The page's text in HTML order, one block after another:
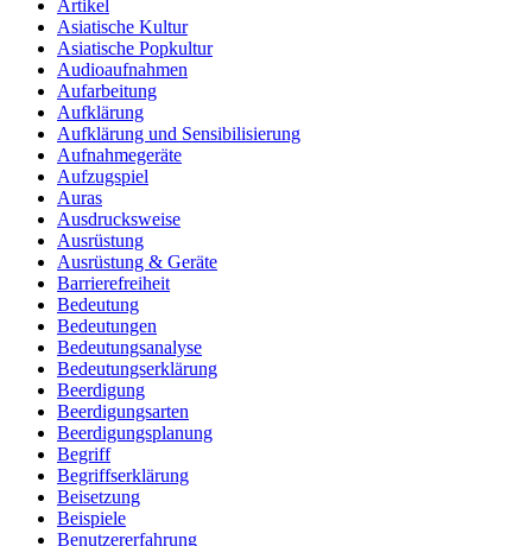
Artikel
Asiatische Kultur
Asiatische Popkultur
Audioaufnahmen
Aufarbeitung
Aufklärung
Aufklärung und Sensibilisierung
Aufnahmegeräte
Aufzugspiel
Auras
Ausdrucksweise
Ausrüstung
Ausrüstung & Geräte
Barrierefreiheit
Bedeutung
Bedeutungen
Bedeutungsanalyse
Bedeutungserklärung
Beerdigung
Beerdigungsarten
Beerdigungsplanung
Begriff
Begriffserklärung
Beisetzung
Beispiele
Benutzererfahrung